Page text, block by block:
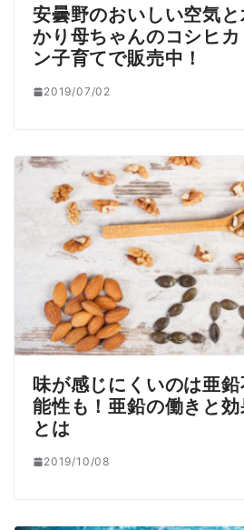
安曇野のおいしい空気
かり母ちゃんのコシヒ
ン子育てで販売中！
2019/07/02
味が感じにくいのは亜
能性も！亜鉛の働きと
とは
2019/10/08